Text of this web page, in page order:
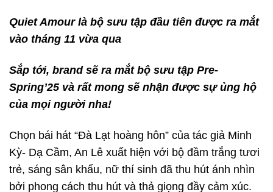
Quiet Amour là bộ sưu tập đầu tiên được ra mắt
vào tháng 11 vừa qua
Sắp tới, brand sẽ ra mắt bộ sưu tập Pre-
Spring’25 và rất mong sẽ nhận được sự ủng hộ
của mọi người nha!
Chọn bái hát “Đà Lạt hoàng hôn” của tác giả Minh
Kỳ- Dạ Cầm, An Lê xuất hiện với bộ đầm trắng tươi
trẻ, sáng sân khấu, nữ thí sinh đã thu hút ánh nhìn
bởi phong cách thu hút và thả giọng đầy cảm xúc.